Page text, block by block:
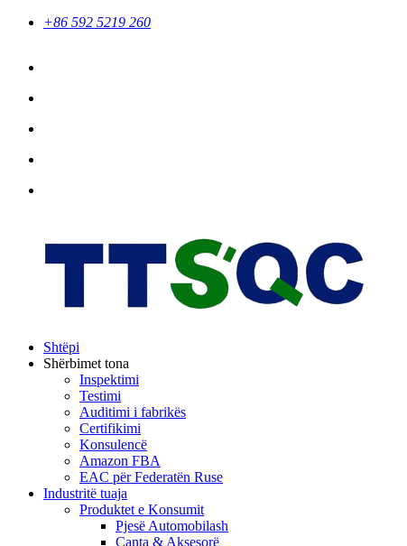
+86 592 5219 260
Shtëpi
Shërbimet tona
Inspektimi
Testimi
Auditimi i fabrikës
Certifikimi
Konsulencë
Amazon FBA
EAC për Federatën Ruse
Industritë tuaja
Produktet e Konsumit
Pjesë Automobilash
Çanta & Aksesorë